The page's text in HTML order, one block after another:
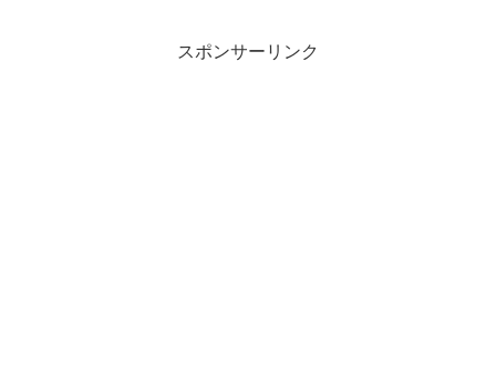
スポンサーリンク